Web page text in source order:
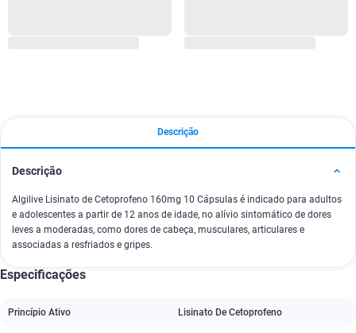
Descrição
Descrição
Algilive Lisinato de Cetoprofeno 160mg 10 Cápsulas é indicado para adultos
e adolescentes a partir de 12 anos de idade, no alívio sintomático de dores
leves a moderadas, como dores de cabeça, musculares, articulares e
associadas a resfriados e gripes.
Especificações
Princípio Ativo Lisinato De Cetoprofeno